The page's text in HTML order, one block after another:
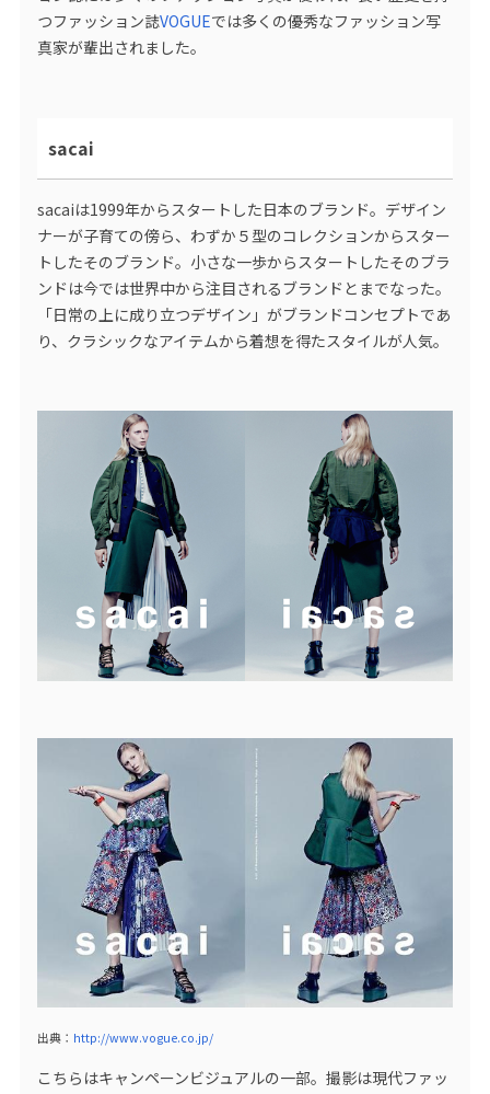
つファッション誌VOGUEでは多くの優秀なファッション写
真家が輩出されました。
sacai
sacaiは1999年からスタートした日本のブランド。デザイン
ナーが子育ての傍ら、わずか５型のコレクションからスター
トしたそのブランド。小さな一歩からスタートしたそのブラ
ンドは今では世界中から注目されるブランドとまでなった。
「日常の上に成り立つデザイン」がブランドコンセプトであ
り、クラシックなアイテムから着想を得たスタイルが人気。
出典： http://www.vogue.co.jp/
こちらはキャンペーンビジュアルの一部。撮影は現代ファッ